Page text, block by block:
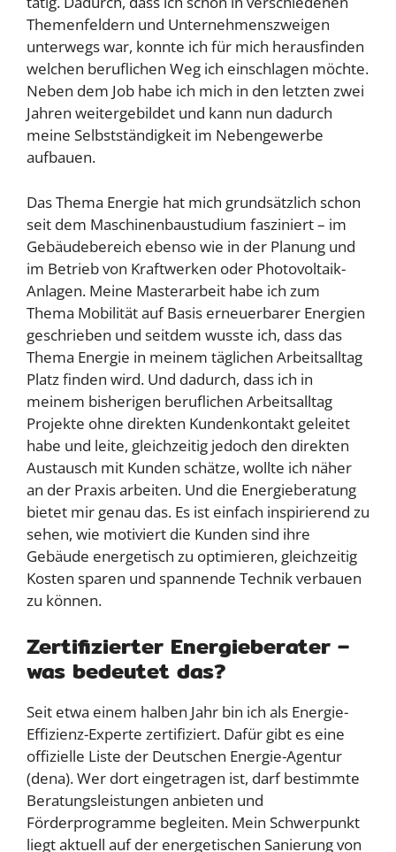
Themenfeldern und Unternehmenszweigen
unterwegs war, konnte ich für mich herausfinden
welchen beruflichen Weg ich einschlagen möchte.
Neben dem Job habe ich mich in den letzten zwei
Jahren weitergebildet und kann nun dadurch
meine Selbstständigkeit im Nebengewerbe
aufbauen.
Das Thema Energie hat mich grundsätzlich schon
seit dem Maschinenbaustudium fasziniert – im
Gebäudebereich ebenso wie in der Planung und
im Betrieb von Kraftwerken oder Photovoltaik-
Anlagen. Meine Masterarbeit habe ich zum
Thema Mobilität auf Basis erneuerbarer Energien
geschrieben und seitdem wusste ich, dass das
Thema Energie in meinem täglichen Arbeitsalltag
Platz finden wird. Und dadurch, dass ich in
meinem bisherigen beruflichen Arbeitsalltag
Projekte ohne direkten Kundenkontakt geleitet
habe und leite, gleichzeitig jedoch den direkten
Austausch mit Kunden schätze, wollte ich näher
an der Praxis arbeiten. Und die Energieberatung
bietet mir genau das. Es ist einfach inspirierend zu
sehen, wie motiviert die Kunden sind ihre
Gebäude energetisch zu optimieren, gleichzeitig
Kosten sparen und spannende Technik verbauen
zu können.
Zertifizierter Energieberater –
was bedeutet das?
Seit etwa einem halben Jahr bin ich als Energie-
Effizienz-Experte zertifiziert. Dafür gibt es eine
offizielle Liste der Deutschen Energie-Agentur
(dena). Wer dort eingetragen ist, darf bestimmte
Beratungsleistungen anbieten und
Förderprogramme begleiten. Mein Schwerpunkt
liegt aktuell auf der energetischen Sanierung von